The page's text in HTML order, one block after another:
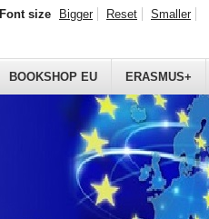
BOOKSHOP EU ERASMUS+
Font size Bigger Reset Smaller